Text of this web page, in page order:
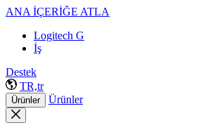
ANA İÇERİĞE ATLA
Logitech G
İş
Destek
TR,tr
Ürünler Ürünler